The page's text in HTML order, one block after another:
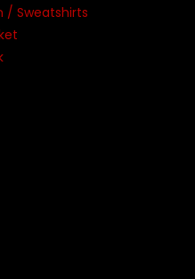
/ Sweatshirts